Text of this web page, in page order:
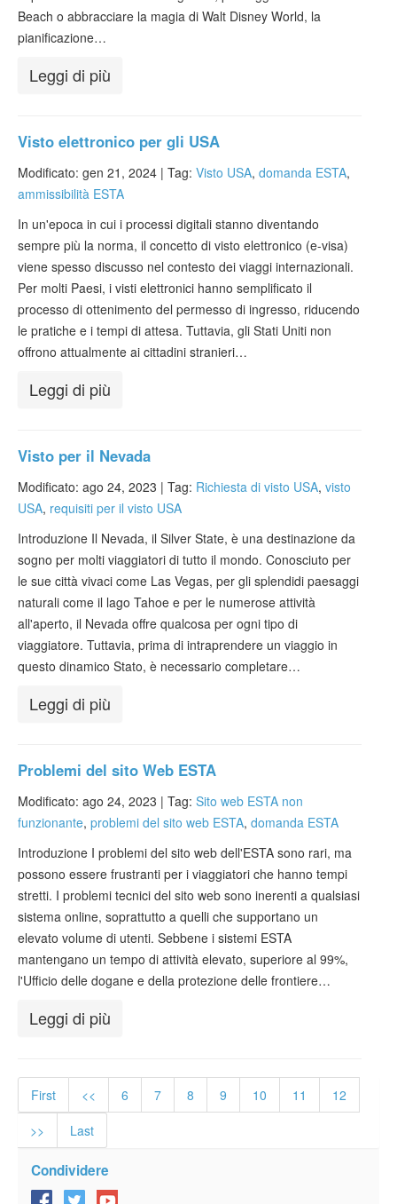
Beach o abbracciare la magia di Walt Disney World, la
pianificazione…
Leggi di più
Visto elettronico per gli USA
Modificato: gen 21, 2024 | Tag: Visto USA, domanda ESTA,
ammissibilità ESTA
In un'epoca in cui i processi digitali stanno diventando
sempre più la norma, il concetto di visto elettronico (e-visa)
viene spesso discusso nel contesto dei viaggi internazionali.
Per molti Paesi, i visti elettronici hanno semplificato il
processo di ottenimento del permesso di ingresso, riducendo
le pratiche e i tempi di attesa. Tuttavia, gli Stati Uniti non
offrono attualmente ai cittadini stranieri…
Leggi di più
Visto per il Nevada
Modificato: ago 24, 2023 | Tag: Richiesta di visto USA, visto
USA, requisiti per il visto USA
Introduzione Il Nevada, il Silver State, è una destinazione da
sogno per molti viaggiatori di tutto il mondo. Conosciuto per
le sue città vivaci come Las Vegas, per gli splendidi paesaggi
naturali come il lago Tahoe e per le numerose attività
all'aperto, il Nevada offre qualcosa per ogni tipo di
viaggiatore. Tuttavia, prima di intraprendere un viaggio in
questo dinamico Stato, è necessario completare…
Leggi di più
Problemi del sito Web ESTA
Modificato: ago 24, 2023 | Tag: Sito web ESTA non
funzionante, problemi del sito web ESTA, domanda ESTA
Introduzione I problemi del sito web dell'ESTA sono rari, ma
possono essere frustranti per i viaggiatori che hanno tempi
stretti. I problemi tecnici del sito web sono inerenti a qualsiasi
sistema online, soprattutto a quelli che supportano un
elevato volume di utenti. Sebbene i sistemi ESTA
mantengano un tempo di attività elevato, superiore al 99%,
l'Ufficio delle dogane e della protezione delle frontiere…
Leggi di più
First << 6 7 8 9 10 11
12
>>
Last
Condividere